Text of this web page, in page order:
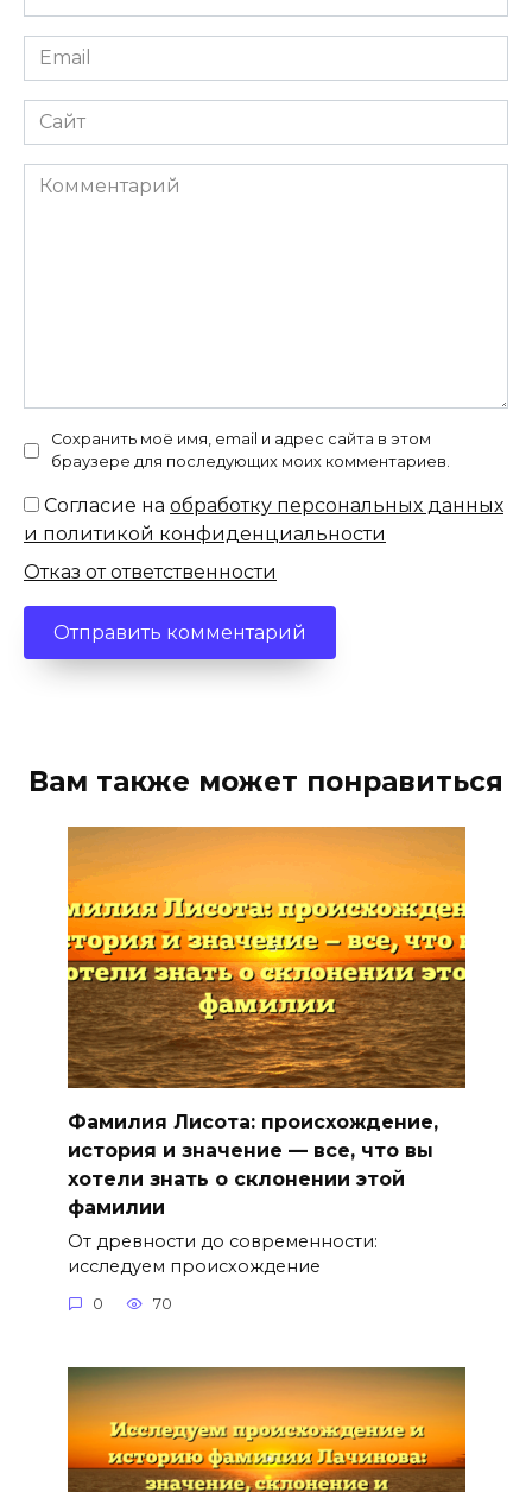
*
Email
*
Сайт
Комментарий
Сохранить моё имя, email и адрес сайта в этом
браузере для последующих моих комментариев.
Согласие на обработку персональных данных
и политикой конфиденциальности
Отказ от ответственности
Вам также может понравиться
Фамилия Лисота: происхождение,
история и значение — все, что вы
хотели знать о склонении этой
фамилии
От древности до современности:
исследуем происхождение
0 70